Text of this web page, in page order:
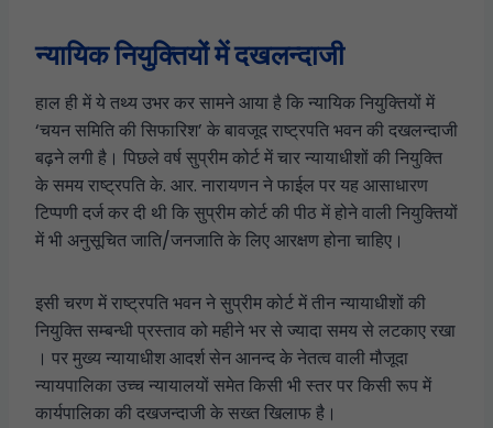
न्यायिक नियुक्तियों में दखलन्दाजी
हाल ही में ये तथ्य उभर कर सामने आया है कि न्यायिक नियुक्तियों में
‘चयन समिति की सिफारिश’ के बावजूद राष्ट्रपति भवन की दखलन्दाजी
बढ़ने लगी है। पिछले वर्ष सुप्रीम कोर्ट में चार न्यायाधीशों की नियुक्ति
के समय राष्ट्रपति के. आर. नारायणन ने फाईल पर यह आसाधारण
टिप्पणी दर्ज कर दी थी कि सुप्रीम कोर्ट की पीठ में होने वाली नियुक्तियों
में भी अनुसूचित जाति/जनजाति के लिए आरक्षण होना चाहिए।
इसी चरण में राष्ट्रपति भवन ने सुप्रीम कोर्ट में तीन न्यायाधीशों की
नियुक्ति सम्बन्धी प्रस्ताव को महीने भर से ज्यादा समय से लटकाए रखा
। पर मुख्य न्यायाधीश आदर्श सेन आनन्द के नेतत्व वाली मौजूदा
न्यायपालिका उच्च न्यायालयों समेत किसी भी स्तर पर किसी रूप में
कार्यपालिका की दखजन्दाजी के सख्त खिलाफ है।